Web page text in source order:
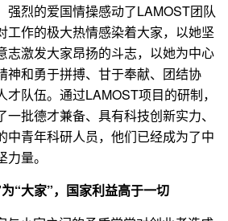
强烈的爱国情操感动了LAMOST团队
工作的极大热情感染着大家，以她坚
志激发大家昂扬的斗志，以她为中心
神和勇于拼搏、甘于奉献、团结协
才队伍。通过LAMOST项目的研制，
批德才兼备、具有科技创新实力、
中青年科研人员，他们已经成为了中
量。
“大家”，国家利益高于一切